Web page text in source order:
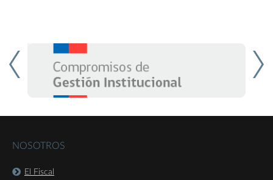
NOSOTROS
El Fiscal